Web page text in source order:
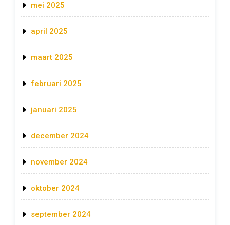
mei 2025
april 2025
maart 2025
februari 2025
januari 2025
december 2024
november 2024
oktober 2024
september 2024